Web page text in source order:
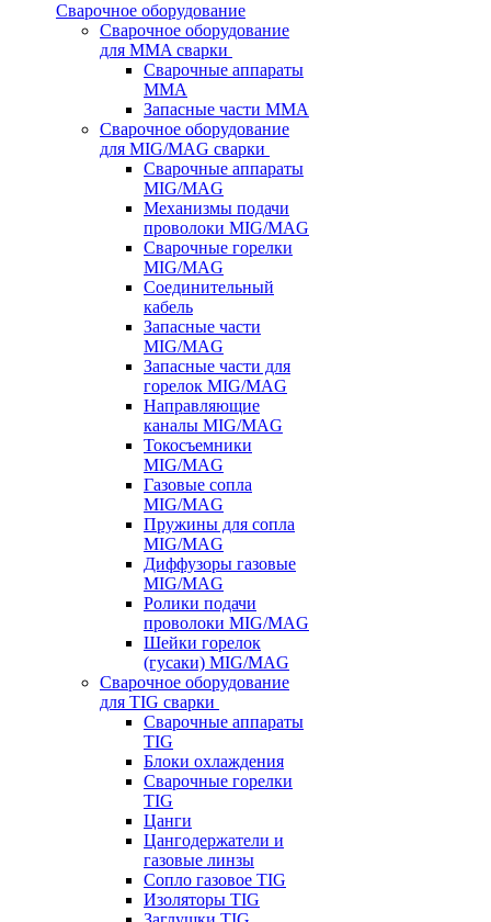
Сварочное оборудование
Сварочное оборудование
для MMA сварки
Сварочные аппараты
MMA
Запасные части MMA
Сварочное оборудование
для MIG/MAG сварки
Сварочные аппараты
MIG/MAG
Механизмы подачи
проволоки MIG/MAG
Сварочные горелки
MIG/MAG
Соединительный
кабель
Запасные части
MIG/MAG
Запасные части для
горелок MIG/MAG
Направляющие
каналы MIG/MAG
Токосъемники
MIG/MAG
Газовые сопла
MIG/MAG
Пружины для сопла
MIG/MAG
Диффузоры газовые
MIG/MAG
Ролики подачи
проволоки MIG/MAG
Шейки горелок
(гусаки) MIG/MAG
Сварочное оборудование
для TIG сварки
Сварочные аппараты
TIG
Блоки охлаждения
Сварочные горелки
TIG
Цанги
Цангодержатели и
газовые линзы
Сопло газовое TIG
Изоляторы TIG